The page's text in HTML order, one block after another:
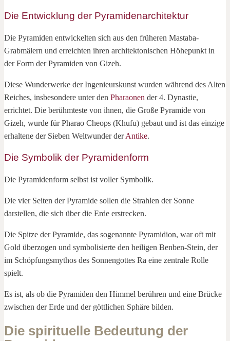
Die Entwicklung der Pyramidenarchitektur
Die Pyramiden entwickelten sich aus den früheren Mastaba-
Grabmälern und erreichten ihren architektonischen Höhepunkt in
der Form der Pyramiden von Gizeh.
Diese Wunderwerke der Ingenieurskunst wurden während des Alten
Reiches, insbesondere unter den Pharaonen der 4. Dynastie,
errichtet. Die berühmteste von ihnen, die Große Pyramide von
Gizeh, wurde für Pharao Cheops (Khufu) gebaut und ist das einzige
erhaltene der Sieben Weltwunder derAntike.
Die Symbolik der Pyramidenform
Die Pyramidenform selbst ist voller Symbolik.
Die vier Seiten der Pyramide sollen die Strahlen der Sonne
darstellen, die sich über die Erde erstrecken.
Die Spitze der Pyramide, das sogenannte Pyramidion, war oft mit
Gold überzogen und symbolisierte den heiligen Benben-Stein, der
im Schöpfungsmythos des Sonnengottes Ra eine zentrale Rolle
spielt.
Es ist, als ob die Pyramiden den Himmel berühren und eine Brücke
zwischen der Erde und der göttlichen Sphäre bilden.
Die spirituelle Bedeutung der